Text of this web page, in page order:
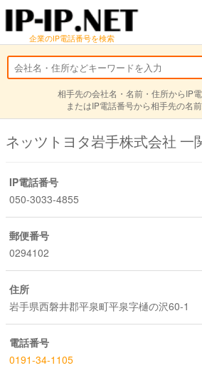
企業のIP電話番号を検索
相手先の会社名・名前・住所からIP
またはIP電話番号から相手先の名
ネッツトヨタ岩手株式会社 一
IP電話番号
050-3033-4855
郵便番号
0294102
住所
岩手県西磐井郡平泉町平泉字樋の沢60-1
電話番号
0191-34-1105